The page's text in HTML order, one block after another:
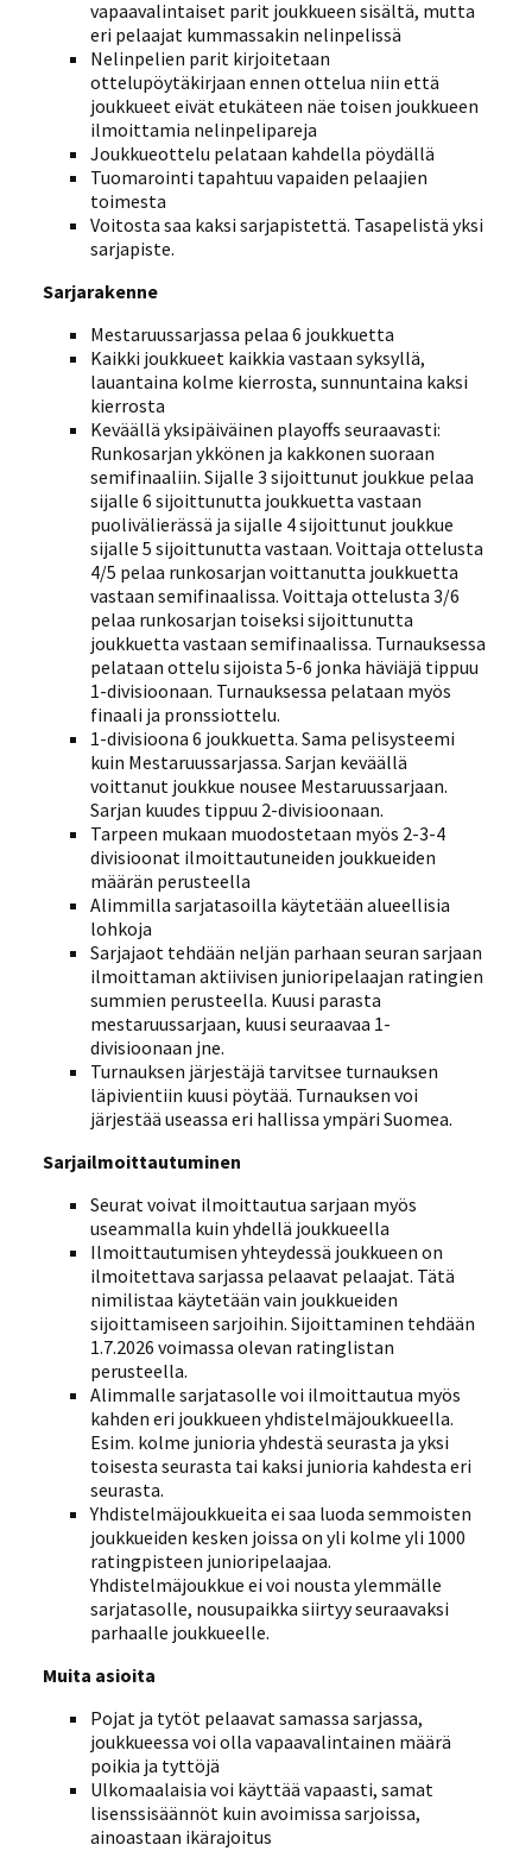
vapaavalintaiset parit joukkueen sisältä, mutta
eri pelaajat kummassakin nelinpelissä
Nelinpelien parit kirjoitetaan
ottelupöytäkirjaan ennen ottelua niin että
joukkueet eivät etukäteen näe toisen joukkueen
ilmoittamia nelinpelipareja
Joukkueottelu pelataan kahdella pöydällä
Tuomarointi tapahtuu vapaiden pelaajien
toimesta
Voitosta saa kaksi sarjapistettä. Tasapelistä yksi
sarjapiste.
Sarjarakenne
Mestaruussarjassa pelaa 6 joukkuetta
Kaikki joukkueet kaikkia vastaan syksyllä,
lauantaina kolme kierrosta, sunnuntaina kaksi
kierrosta
Keväällä yksipäiväinen playoffs seuraavasti:
Runkosarjan ykkönen ja kakkonen suoraan
semifinaaliin. Sijalle 3 sijoittunut joukkue pelaa
sijalle 6 sijoittunutta joukkuetta vastaan
puolivälierässä ja sijalle 4 sijoittunut joukkue
sijalle 5 sijoittunutta vastaan. Voittaja ottelusta
4/5 pelaa runkosarjan voittanutta joukkuetta
vastaan semifinaalissa. Voittaja ottelusta 3/6
pelaa runkosarjan toiseksi sijoittunutta
joukkuetta vastaan semifinaalissa. Turnauksessa
pelataan ottelu sijoista 5-6 jonka häviäjä tippuu
1-divisioonaan. Turnauksessa pelataan myös
finaali ja pronssiottelu.
1-divisioona 6 joukkuetta. Sama pelisysteemi
kuin Mestaruussarjassa. Sarjan keväällä
voittanut joukkue nousee Mestaruussarjaan.
Sarjan kuudes tippuu 2-divisioonaan.
Tarpeen mukaan muodostetaan myös 2-3-4
divisioonat ilmoittautuneiden joukkueiden
määrän perusteella
Alimmilla sarjatasoilla käytetään alueellisia
lohkoja
Sarjajaot tehdään neljän parhaan seuran sarjaan
ilmoittaman aktiivisen junioripelaajan ratingien
summien perusteella. Kuusi parasta
mestaruussarjaan, kuusi seuraavaa 1-
divisioonaan jne.
Turnauksen järjestäjä tarvitsee turnauksen
läpivientiin kuusi pöytää. Turnauksen voi
järjestää useassa eri hallissa ympäri Suomea.
Sarjailmoittautuminen
Seurat voivat ilmoittautua sarjaan myös
useammalla kuin yhdellä joukkueella
Ilmoittautumisen yhteydessä joukkueen on
ilmoitettava sarjassa pelaavat pelaajat. Tätä
nimilistaa käytetään vain joukkueiden
sijoittamiseen sarjoihin. Sijoittaminen tehdään
1.7.2026 voimassa olevan ratinglistan
perusteella.
Alimmalle sarjatasolle voi ilmoittautua myös
kahden eri joukkueen yhdistelmäjoukkueella.
Esim. kolme junioria yhdestä seurasta ja yksi
toisesta seurasta tai kaksi junioria kahdesta eri
seurasta.
Yhdistelmäjoukkueita ei saa luoda semmoisten
joukkueiden kesken joissa on yli kolme yli 1000
ratingpisteen junioripelaajaa.
Yhdistelmäjoukkue ei voi nousta ylemmälle
sarjatasolle, nousupaikka siirtyy seuraavaksi
parhaalle joukkueelle.
Muita asioita
Pojat ja tytöt pelaavat samassa sarjassa,
joukkueessa voi olla vapaavalintainen määrä
poikia ja tyttöjä
Ulkomaalaisia voi käyttää vapaasti, samat
lisenssisäännöt kuin avoimissa sarjoissa,
ainoastaan ikärajoitus